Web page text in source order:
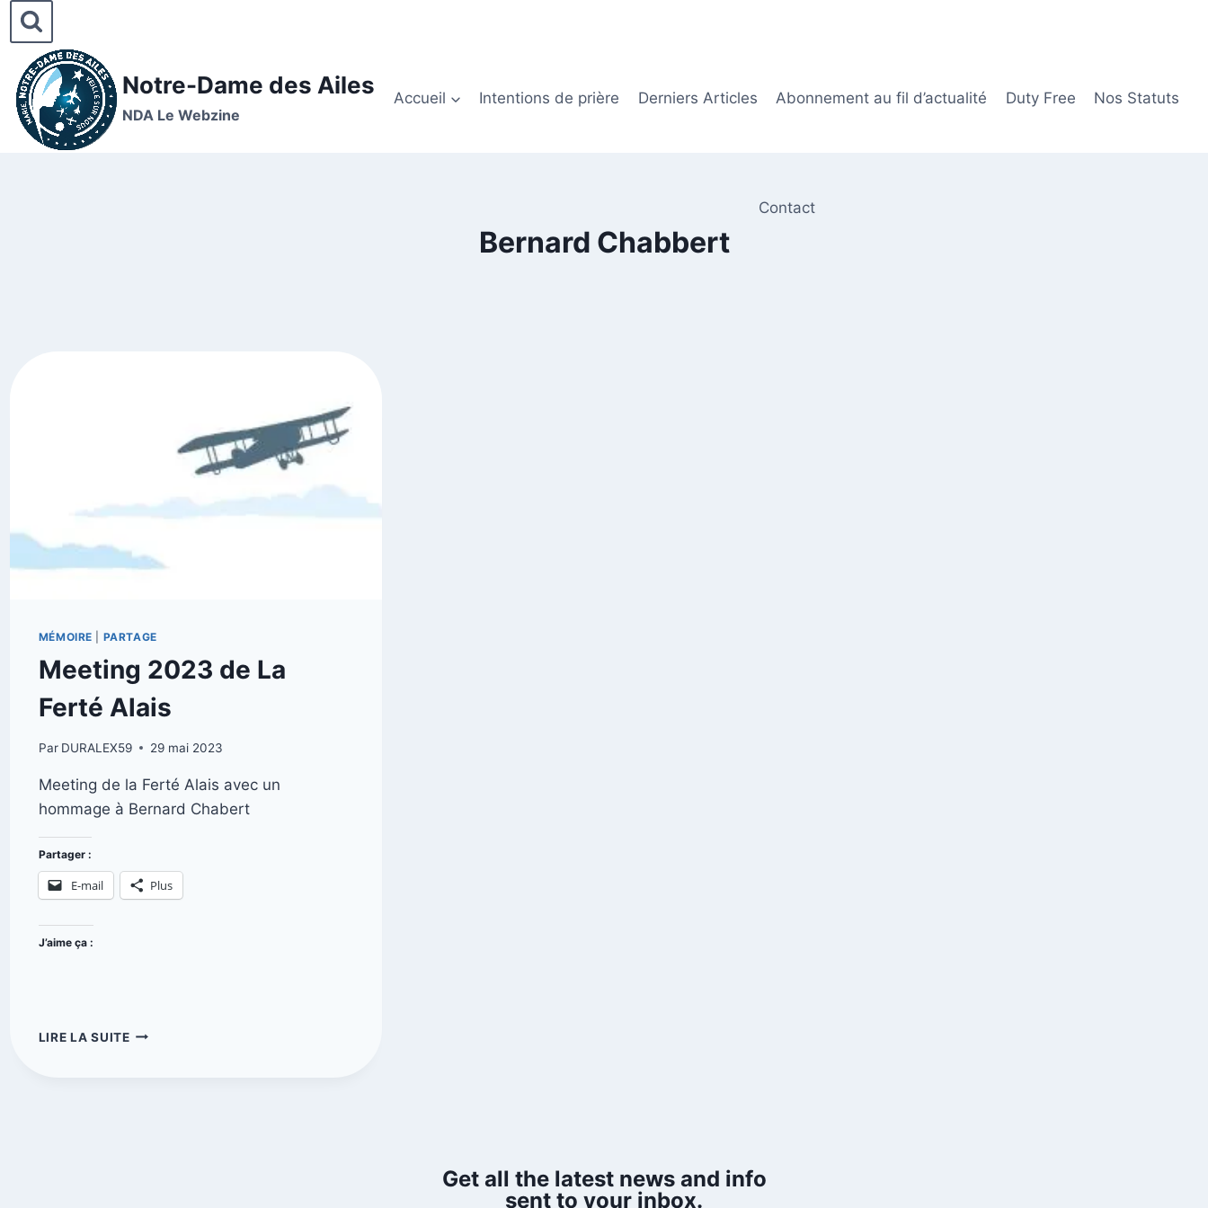
Notre-Dame des Ailes
NDA Le Webzine
Accueil Intentions de prière Derniers Articles Abonnement au fil d’actualité Duty Free Nos Statuts
Contact
Bernard Chabbert
MÉMOIRE PARTAGE
Meeting 2023 de La
Ferté Alais
Par DURALEX59 29 mai 2023
Meeting de la Ferté Alais avec un
hommage à Bernard Chabert
Partager :
E-mail Plus
J’aime ça :
LIRE LA SUITE
Get all the latest news and info
sent to your inbox.